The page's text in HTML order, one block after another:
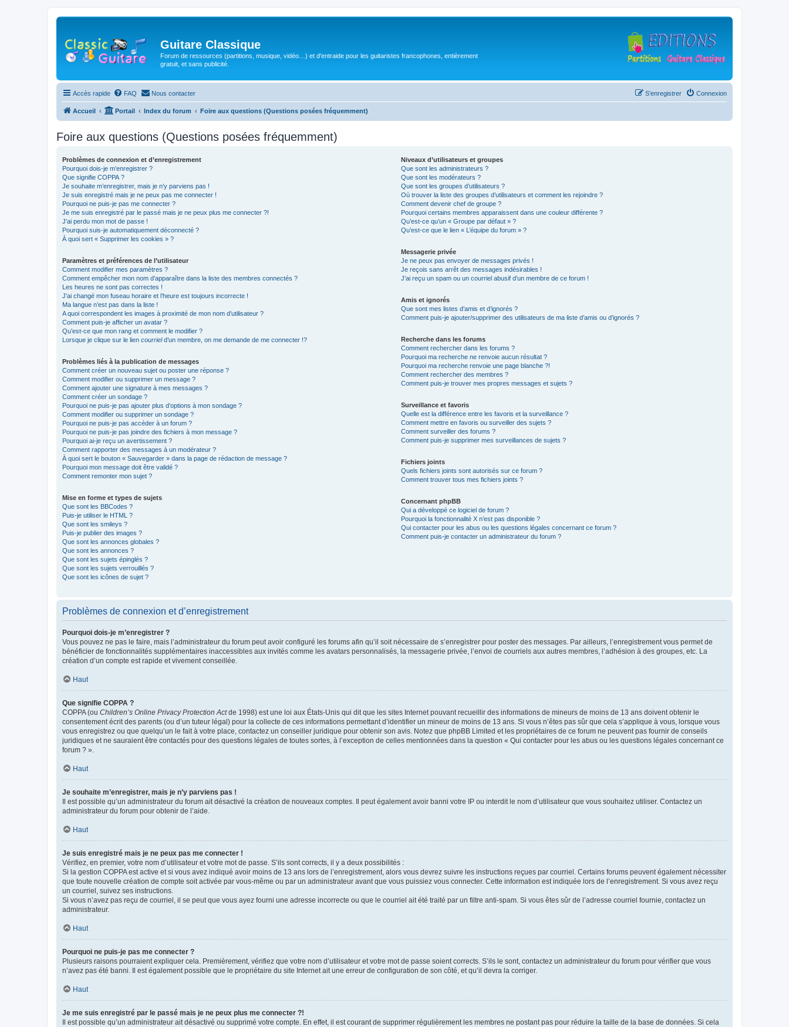
Guitare Classique
Forum de ressources (partitions, musique, vidéo…) et d'entraide pour les guitaristes francophones, entièrement
gratuit, et sans publicité.
Accès rapide FAQ Nous contacter Connexion
S’enregistrer
Accueil Portail Index du forum Foire aux questions (Questions posées fréquemment)
Foire aux questions (Questions posées fréquemment)
Problèmes de connexion et d’enregistrement
Pourquoi dois-je m’enregistrer ?
Que signifie COPPA ?
Je souhaite m’enregistrer, mais je n’y parviens pas !
Je suis enregistré mais je ne peux pas me connecter !
Pourquoi ne puis-je pas me connecter ?
Je me suis enregistré par le passé mais je ne peux plus me connecter ?!
J’ai perdu mon mot de passe !
Pourquoi suis-je automatiquement déconnecté ?
À quoi sert « Supprimer les cookies » ?
Paramètres et préférences de l’utilisateur
Comment modifier mes paramètres ?
Comment empêcher mon nom d’apparaître dans la liste des membres connectés ?
Les heures ne sont pas correctes !
J’ai changé mon fuseau horaire et l’heure est toujours incorrecte !
Ma langue n’est pas dans la liste !
A quoi correspondent les images à proximité de mon nom d’utilisateur ?
Comment puis-je afficher un avatar ?
Qu’est-ce que mon rang et comment le modifier ?
Lorsque je clique sur le lien courrield’un membre, on me demande de me connecter !?
Problèmes liés à la publication de messages
Comment créer un nouveau sujet ou poster une réponse ?
Comment modifier ou supprimer un message ?
Comment ajouter une signature à mes messages ?
Comment créer un sondage ?
Pourquoi ne puis-je pas ajouter plus d’options à mon sondage ?
Comment modifier ou supprimer un sondage ?
Pourquoi ne puis-je pas accéder à un forum ?
Pourquoi ne puis-je pas joindre des fichiers à mon message ?
Pourquoi ai-je reçu un avertissement ?
Comment rapporter des messages à un modérateur ?
À quoi sert le bouton « Sauvegarder » dans la page de rédaction de message ?
Pourquoi mon message doit être validé ?
Comment remonter mon sujet ?
Mise en forme et types de sujets
Que sont les BBCodes ?
Puis-je utiliser le HTML ?
Que sont les smileys ?
Puis-je publier des images ?
Que sont les annonces globales ?
Que sont les annonces ?
Que sont les sujets épinglés ?
Que sont les sujets verrouillés ?
Que sont les icônes de sujet ?
Niveaux d’utilisateurs et groupes
Que sont les administrateurs ?
Que sont les modérateurs ?
Que sont les groupes d’utilisateurs ?
Où trouver la liste des groupes d’utilisateurs et comment les rejoindre ?
Comment devenir chef de groupe ?
Pourquoi certains membres apparaissent dans une couleur différente ?
Qu’est-ce qu’un « Groupe par défaut » ?
Qu’est-ce que le lien « L’équipe du forum » ?
Messagerie privée
Je ne peux pas envoyer de messages privés !
Je reçois sans arrêt des messages indésirables !
J’ai reçu un spam ou un courriel abusif d’un membre de ce forum !
Amis et ignorés
Que sont mes listes d’amis et d’ignorés ?
Comment puis-je ajouter/supprimer des utilisateurs de ma liste d’amis ou d’ignorés ?
Recherche dans les forums
Comment rechercher dans les forums ?
Pourquoi ma recherche ne renvoie aucun résultat ?
Pourquoi ma recherche renvoie une page blanche ?!
Comment rechercher des membres ?
Comment puis-je trouver mes propres messages et sujets ?
Surveillance et favoris
Quelle est la différence entre les favoris et la surveillance ?
Comment mettre en favoris ou surveiller des sujets ?
Comment surveiller des forums ?
Comment puis-je supprimer mes surveillances de sujets ?
Fichiers joints
Quels fichiers joints sont autorisés sur ce forum ?
Comment trouver tous mes fichiers joints ?
Concernant phpBB
Qui a développé ce logiciel de forum ?
Pourquoi la fonctionnalité X n’est pas disponible ?
Qui contacter pour les abus ou les questions légales concernant ce forum ?
Comment puis-je contacter un administrateur du forum ?
Problèmes de connexion et d’enregistrement
Pourquoi dois-je m’enregistrer ?
Vous pouvez ne pas le faire, mais l’administrateur du forum peut avoir configuré les forums afin qu’il soit nécessaire de s’enregistrer pour poster des messages. Par ailleurs, l’enregistrement vous permet de
bénéficier de fonctionnalités supplémentaires inaccessibles aux invités comme les avatars personnalisés, la messagerie privée, l’envoi de courriels aux autres membres, l’adhésion à des groupes, etc. La
création d’un compte est rapide et vivement conseillée.
Haut
Que signifie COPPA ?
COPPA (ou Children’s Online Privacy Protection Actde 1998) est une loi aux États-Unis qui dit que les sites Internet pouvant recueillir des informations de mineurs de moins de 13 ans doivent obtenir le
consentement écrit des parents (ou d’un tuteur légal) pour la collecte de ces informations permettant d’identifier un mineur de moins de 13 ans. Si vous n’êtes pas sûr que cela s’applique à vous, lorsque vous
vous enregistrez ou que quelqu’un le fait à votre place, contactez un conseiller juridique pour obtenir son avis. Notez que phpBB Limited et les propriétaires de ce forum ne peuvent pas fournir de conseils
juridiques et ne sauraient être contactés pour des questions légales de toutes sortes, à l’exception de celles mentionnées dans la question « Qui contacter pour les abus ou les questions légales concernant ce
forum ? ».
Haut
Je souhaite m’enregistrer, mais je n’y parviens pas !
Il est possible qu’un administrateur du forum ait désactivé la création de nouveaux comptes. Il peut également avoir banni votre IP ou interdit le nom d’utilisateur que vous souhaitez utiliser. Contactez un
administrateur du forum pour obtenir de l’aide.
Haut
Je suis enregistré mais je ne peux pas me connecter !
Vérifiez, en premier, votre nom d’utilisateur et votre mot de passe. S’ils sont corrects, il y a deux possibilités :
Si la gestion COPPA est active et si vous avez indiqué avoir moins de 13 ans lors de l’enregistrement, alors vous devrez suivre les instructions reçues par courriel. Certains forums peuvent également nécessiter
que toute nouvelle création de compte soit activée par vous-même ou par un administrateur avant que vous puissiez vous connecter. Cette information est indiquée lors de l’enregistrement. Si vous avez reçu
un courriel, suivez ses instructions.
Si vous n’avez pas reçu de courriel, il se peut que vous ayez fourni une adresse incorrecte ou que le courriel ait été traité par un filtre anti-spam. Si vous êtes sûr de l’adresse courriel fournie, contactez un
administrateur.
Haut
Pourquoi ne puis-je pas me connecter ?
Plusieurs raisons pourraient expliquer cela. Premièrement, vérifiez que votre nom d’utilisateur et votre mot de passe soient corrects. S’ils le sont, contactez un administrateur du forum pour vérifier que vous
n’avez pas été banni. Il est également possible que le propriétaire du site Internet ait une erreur de configuration de son côté, et qu’il devra la corriger.
Haut
Je me suis enregistré par le passé mais je ne peux plus me connecter ?!
Il est possible qu’un administrateur ait désactivé ou supprimé votre compte. En effet, il est courant de supprimer régulièrement les membres ne postant pas pour réduire la taille de la base de données. Si cela